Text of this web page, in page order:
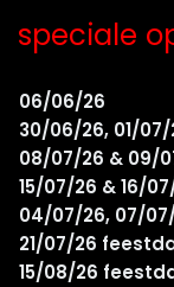
speciale
06/06/26
30/06/26, 01/
08/07/26 & 09/
15/07/26 & 16/
04/07/26, 07/
21/07/26
15/08/26